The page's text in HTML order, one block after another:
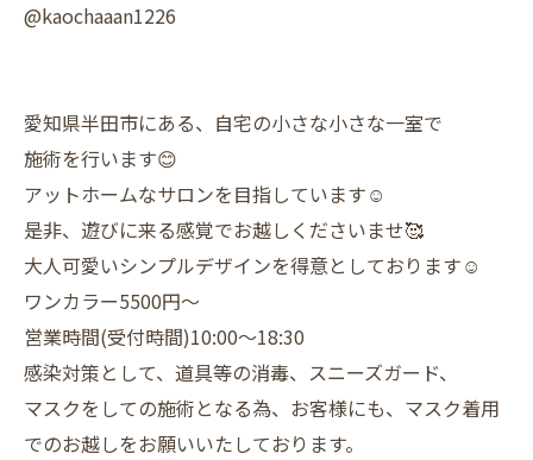
@kaochaaan1226
愛知県半田市にある、自宅の小さな小さな一室で
施術を行います😊
アットホームなサロンを目指しています☺️
是非、遊びに来る感覚でお越しくださいませ🥰
大人可愛いシンプルデザインを得意としております☺️
ワンカラー5500円〜
営業時間(受付時間)10:00〜18:30
感染対策として、道具等の消毒、スニーズガード、
マスクをしての施術となる為、お客様にも、マスク着用
でのお越しをお願いいたしております。